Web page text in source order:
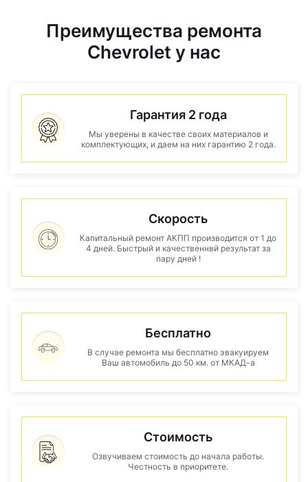
Преимущества ремонта
Chevrolet у нас
Гарантия 2 года
Мы уверены в качестве своих материалов и
комплектующих, и даем на них гарантию 2 года.
Скорость
Капитальный ремонт АКПП производится от 1 до
4 дней. Быстрый и качественнвй результат за
пару дней !
Бесплатно
В случае ремонта мы бесплатно эвакуируем
Ваш автомобиль до 50 км. от МКАД-а
Стоимость
Озвучиваем стоимость до начала работы.
Честность в приоритете.